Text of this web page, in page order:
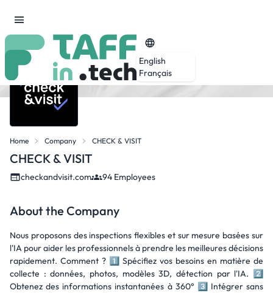
English
Français
Home Company CHECK & VISIT
CHECK & VISIT
checkandvisit.com 94 Employees
About the Company
Nous proposons des inspections flexibles et sur mesure basées sur
l'IA pour aider les professionnels à prendre les meilleures décisions
rapidement. Comment ? 1⃣ Spécifiez vos besoins en matière de
collecte : données, photos, modèles 3D, détection par l'IA. 2⃣
Obtenez des informations instantanées à 360° 3⃣ Intégrer sans